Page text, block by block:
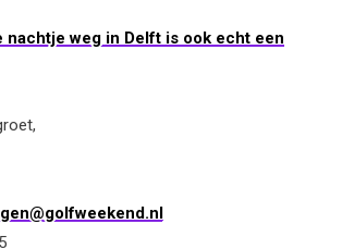
nachtje weg in Delft is ook echt een